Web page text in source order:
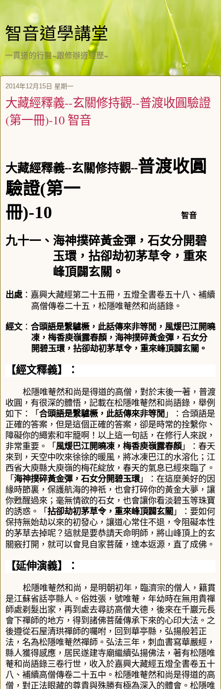
智音道學講堂
一貫道的行醫~跟修辦道經歷~
2014年12月15日 星期一
大藏經釋義--玄關修持觀--普渡收圓驗證
(第一冊)-10 智音
大藏經釋義--玄關修持觀--普渡收圓
驗證(第一
冊)-10 智音
九十一、海神撲碎黃金彈，石女分開碧
玉環，拈卻劫初茅草令，重來
峰頂闢玄關。
出處：嘉興大藏經第二十五冊，五燈全書卷五十八、補續
高僧傳卷二十五，松隱唯菴然和尚語錄。
經文： 合頭語是繫驢橛，此話傳來非等閒，風煖巴江開曉
凍，梅香庾嶺露春顏，海神撲碎黃金彈，石女分
開碧玉環，拈卻劫初茅草令，重來峰頂闢玄關。
【經文釋義】：
松隱唯菴然和尚是得道的高僧，對於末後一著， 普渡
收圓 ， 有很深的體悟，記載在松隱唯菴然和尚語錄，舉例
如下：「 合頭語是繫驢橛，此話傳來非等閒 」
：合頭語是
正確的答案，但是這個正確的答案，卻是時常的拴繫你、
障礙你的繩索和牢籠啊！以上這一句話，在修行人來說，
非常重要。「 風煖巴江開曉凍，梅香庾嶺露春顏 」：春天
來到，天空中吹來徐徐的暖風，將冰凍巴江的水溶化；江
西省大庾縣大庾嶺的梅花綻放，春天的氣息已經來臨了。
「 海神撲碎黃金彈，石女分開碧玉環」：在這麼美好的因
緣時節裏，保護航海的神祇，也會打碎你的黃金大夢，讓
你甦醒過來；毫無情欲的石女，也會讓你看淡碧玉等珠寶
的誘惑。「 拈卻劫初茅草令，重來峰頂闢玄關 」：要如何
保持無始劫以來的初發心，讓道心常住不退，令阻礙本性
的茅草去掉呢？這就是要恭請天命明師，將山峰頂上的玄
關竅打開，就可以會見自家菩薩，達本返源，直了成佛。
【延伸演義】：
松隱唯菴然和尚，是明朝初年，臨濟宗的僧人，籍貫
是江蘇省話亭縣人。俗姓張，號唯菴，年幼時在無用貴禪
師處剃髮出家，再到處去尋訪高僧大德，後來在千巖元長
會下禪師的地方，得到諸佛菩薩傳承下來的心印大法。之
後遵從石屋清珙禪師的囑咐，回到華亭縣，弘揚般若正
法，名為松隱唯菴然禪師。弘法三年，刺血書寫華嚴經，
縣人獲得感應，居民遂建寺廟繼續弘揚佛法，著有松隱唯
菴和尚語錄三卷行世，收入於嘉興大藏經五燈全書卷五十
八、補續高僧傳卷二十五中。松隱唯菴然和尚是得道的高
僧，對正法眼藏的尊貴與殊勝有極為深入的體會。松隱唯